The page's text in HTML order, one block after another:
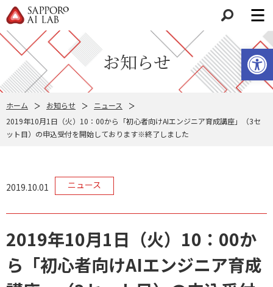
ツールバーを開く
検索
お知らせ
ホーム お知らせ
ニュース
2019年10月1日（火）10：00から「初心者向けAIエンジニア育成講座」（3セ
ット目）の申込受付を開始しております※終了しました
2019.10.01 ニュース
2019年10月1日（火）10：00か
ら「初心者向けAIエンジニア育成